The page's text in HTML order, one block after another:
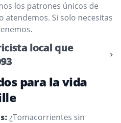
los patrones únicos de
atendemos. Si solo necesitas
local que
para la vida
¿Tomacorrientes sin